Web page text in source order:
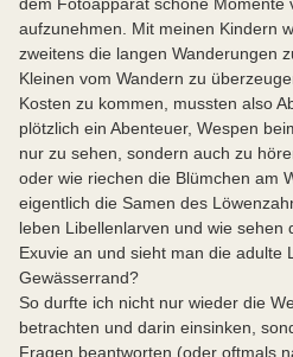
aufzunehmen. Mit meinen Kindern
zweitens die langen Wanderungen
Kleinen vom Wandern zu
Kosten zu kommen, mussten also
plötzlich ein Abenteuer, Wespen
nur zu sehen, sondern auch zu
oder wie riechen die Blümchen am
eigentlich die Samen des
leben Libellenlarven und wie sehen
Exuvie an und sieht man die adulte
Gewässerrand?
So durfte ich nicht nur wieder die
betrachten und darin einsinken,
Fragen beantworten (oder oftmals